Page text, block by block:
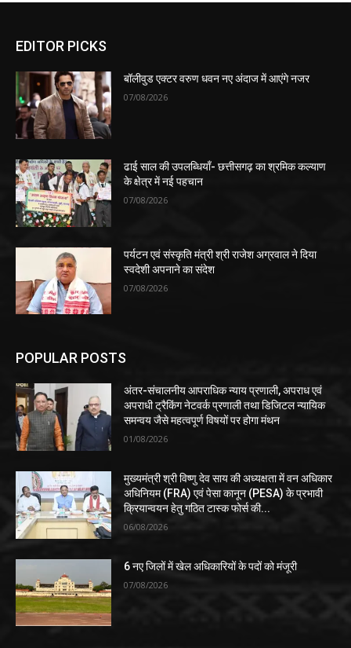
EDITOR PICKS
बॉलीवुड एक्टर वरुण धवन नए अंदाज में आएंगे नजर
07/08/2026
ढाई साल की उपलब्धियाँ- छत्तीसगढ़ का श्रमिक कल्याण
के क्षेत्र में नई पहचान
07/08/2026
पर्यटन एवं संस्कृति मंत्री श्री राजेश अग्रवाल ने दिया
स्वदेशी अपनाने का संदेश
07/08/2026
POPULAR POSTS
अंतर-संचालनीय आपराधिक न्याय प्रणाली, अपराध एवं
अपराधी ट्रैकिंग नेटवर्क प्रणाली तथा डिजिटल न्यायिक
समन्वय जैसे महत्वपूर्ण विषयों पर होगा मंथन
01/08/2026
मुख्यमंत्री श्री विष्णु देव साय की अध्यक्षता में वन अधिकार
अधिनियम (FRA) एवं पेसा कानून (PESA) के प्रभावी
क्रियान्वयन हेतु गठित टास्क फोर्स की...
06/08/2026
6 नए जिलों में खेल अधिकारियों के पदों को मंजूरी
07/08/2026